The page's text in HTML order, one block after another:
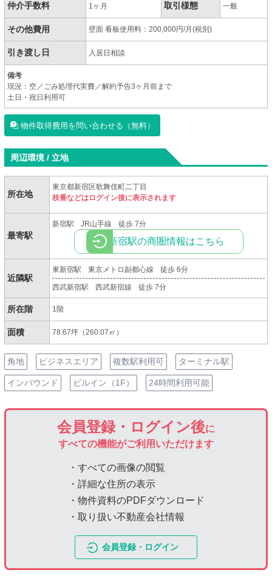
仲介手数料 1ヶ月 取引様態 一般
その他費用 壁面 看板使用料：200,000円/月(税別)
引き渡し日 入居日相談
備考
現況：空／ごみ処理代実費／解約予告3ヶ月前まで
土日・祝日利用可
物件取得費用を問い合わせる（無料）
周辺環境 / 立地
所在地
東京都新宿区歌舞伎町二丁目
枝番などはログイン後に表示されます
最寄駅
新宿駅 JR山手線 徒歩 7分
新宿駅の商圏情報はこちら
近隣駅
東新宿駅 東京メトロ副都心線 徒歩 6分
西武新宿駅 西武新宿線 徒歩 7分
所在階 1階
面積 78.67坪（260.07㎡）
角地 ビジネスエリア 複数駅利用可 ターミナル駅
インバウンド ビルイン（1F） 24時間利用可能
会員登録・ログイン後に
すべての機能がご利用いただけます
・すべての画像の閲覧
・詳細な住所の表示
・物件資料のPDFダウンロード
・取り扱い不動産会社情報
会員登録・ログイン